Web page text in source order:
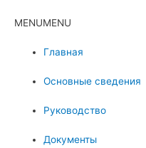
MENUMENU
Главная
Основные сведения
Руководство
Документы